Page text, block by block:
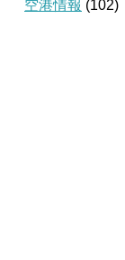
空港情報 (102)